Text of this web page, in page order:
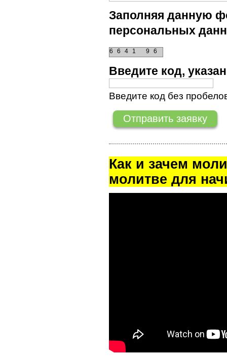
Заполняя данную
персональных
9 6
6 6 4 1
Введите код,
Введите код без
Как и зачем
молитве для